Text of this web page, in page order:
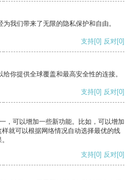
我们带来了无限的隐私保护和自由。
支持[0] 反对[0]
你提供全球覆盖和最高安全性的连接。
支持[0] 反对[0]
，可以增加一些新功能。比如，可以增加
就可以根据网络情况自动选择最优的线
支持[0] 反对[0]